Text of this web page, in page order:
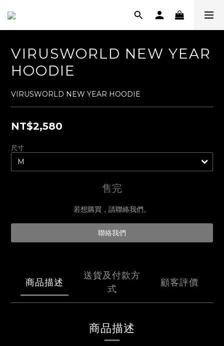
VIRUSWORLD NEW YEAR
HOODIE
VIRUSWORLD NEW YEAR HOODIE
NT$2,580
尺寸
售完
若想購買，請聯絡我們。
聯絡我們
商品描述
送貨及付款方
式
顧客評價
商品描述